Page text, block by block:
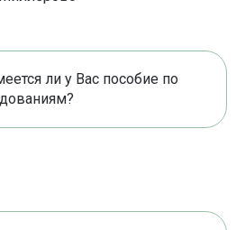
ли у Вас пособие по